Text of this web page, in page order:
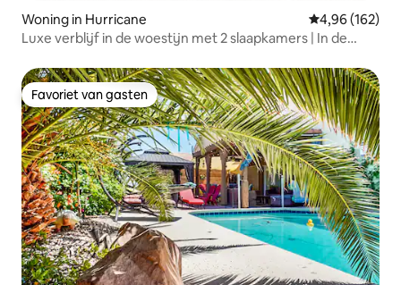
Woning in Hurricane Gemiddelde
4,96 (162)
Luxe verblijf in de woestijn met 2 slaapkamers | In de
Favoriet van gasten
Favoriet van gasten